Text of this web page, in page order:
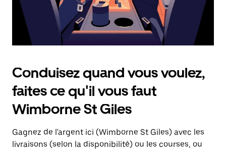
calendrier.
Conduisez quand vous voulez,
faites ce qu'il vous faut
Wimborne St Giles
Gagnez de l'argent ici (Wimborne St Giles) avec les
livraisons (selon la disponibilité) ou les courses, ou